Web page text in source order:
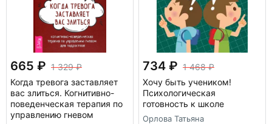
665
1 329
Когда тревога заставляет
вас злиться. Когнитивно-
поведенческая терапия по
управлению гневом
734
1 468
Хочу быть учеником!
Психологическая
готовность к школе
Орлова Татьяна